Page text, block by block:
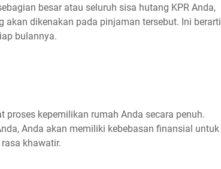
besar atau seluruh sisa hutang KPR Anda,
dikenakan pada pinjaman tersebut. Ini berarti
bulannya.
proses kepemilikan rumah Anda secara penuh.
Anda akan memiliki kebebasan finansial untuk
khawatir.